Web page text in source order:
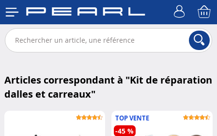
Articles correspondant à "Kit de réparation
dalles et carreaux"
TOP VENTE
-45 %